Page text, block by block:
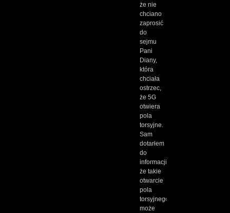
że nie
chciano
zaprosić
do
sejmu
Pani
Diany,
która
chciała
ostrzec,
że 5G
otwiera
pola
torsyjne.
Sam
dotarłem
do
informacji,
że takie
otwarcie
pola
torsyjnego,
może